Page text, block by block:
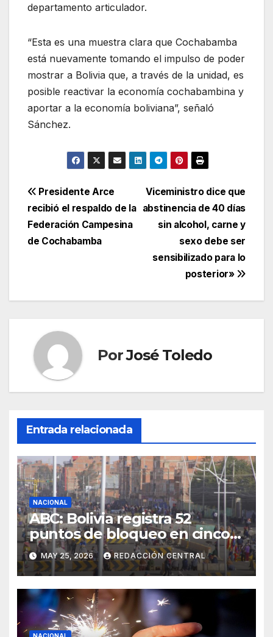
departamento articulador.
“Esta es una muestra clara que Cochabamba
está nuevamente tomando el impulso de poder
mostrar a Bolivia que, a través de la unidad, es
posible reactivar la economía cochabambina y
aportar a la economía boliviana”, señaló
Sánchez.
Navegación
de
entradas
Viceministro dice que
abstinencia de 40 días
sin alcohol, carne y
sexo debe ser
sensibilizado para lo
posterior»
Presidente Arce
recibió el respaldo de la
Federación Campesina
de Cochabamba
PorJosé Toledo
Entrada relacionada
NACIONAL
ABC: Bolivia registra 52
puntos de bloqueo en cinco
departamentos
MAY 25, 2026 REDACCIÓN CENTRAL
NACIONAL